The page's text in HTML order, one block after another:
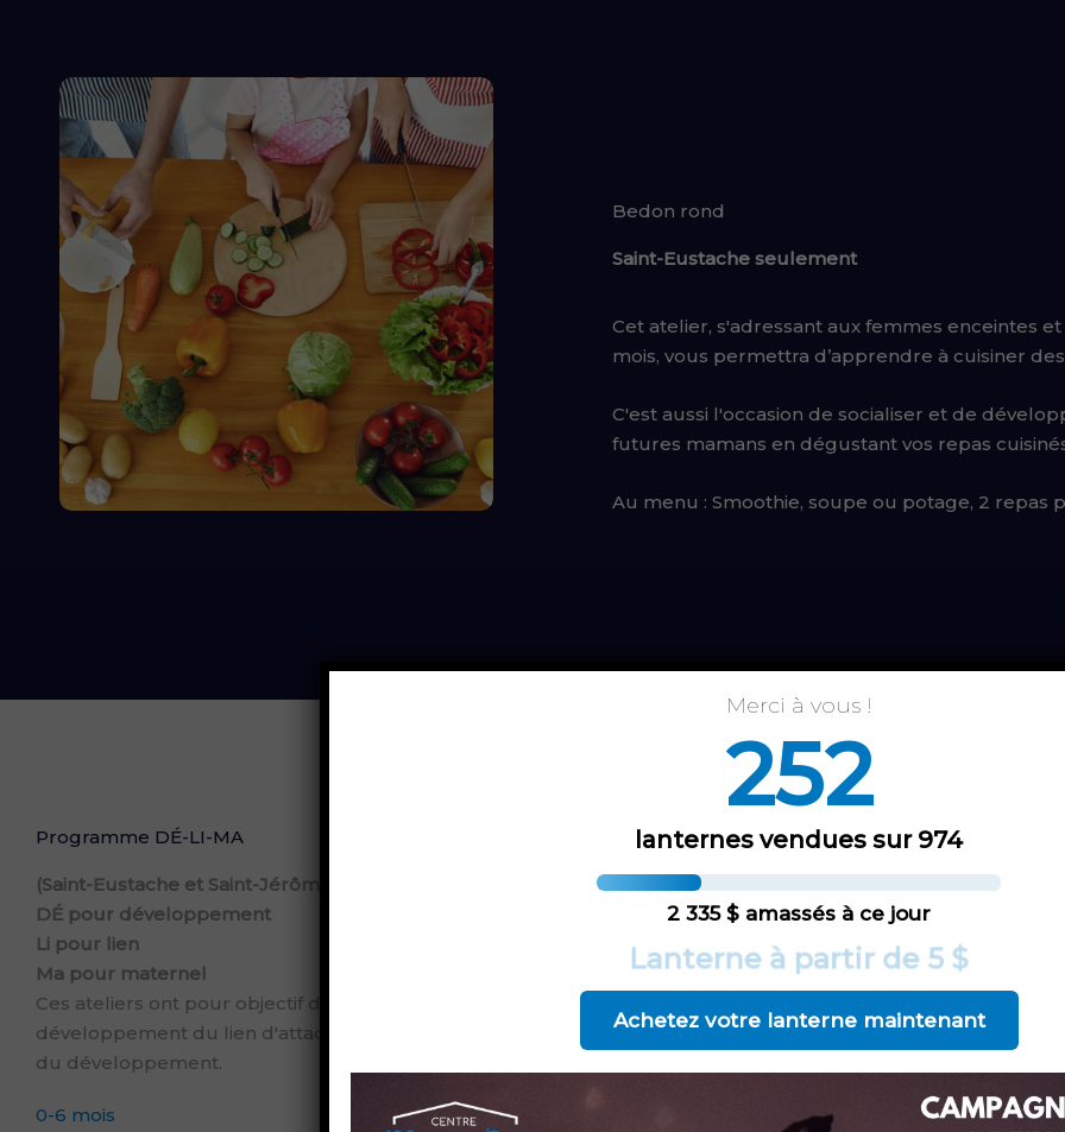
Bedon rond
Saint-Eustache seulement
Cet atelier, s'adressant aux femmes enceintes
mois,vous permettra d’apprendre à cuisiner
C'est aussi l'occasion de socialiser et de
futures mamans en dégustant vos repas
Au menu : Smoothie, soupe ou potage, 2 repas
Programme DÉ-LI-MA
(Saint-Eustache et Saint-Jérôme)
DÉ pour développement
Li pour lien
Ma pour maternel
Ces ateliers ont pour objectif de vous permettre de comprendre l'importance du
développement du lien d'attachement entre vous et votre bébé via différents sujets importants
du développement.
0-6 mois
Merci à vous !
252
lanternes vendues sur 974
2 335 $ amassés à ce jour
Lanterne à partir de 5 $
Achetez votre lanterne maintenant